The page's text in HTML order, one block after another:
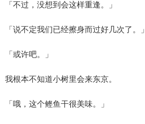
「不过，没想到会这样重逢。」
「说不定我们已经擦身而过好几次了。」
「或许吧。」
我根本不知道小树里会来东京。
「哦，这个鲣鱼干很美味。」